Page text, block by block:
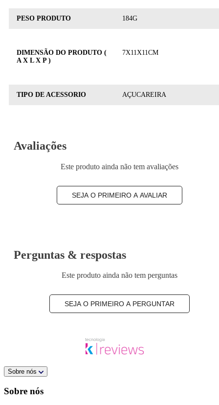
PESO PRODUTO 184G
DIMENSÃO DO PRODUTO (
A X L X P )
7X11X11CM
TIPO DE ACESSORIO AÇUCAREIRA
Avaliações
Este produto ainda não tem avaliações
SEJA O PRIMEIRO A AVALIAR
Perguntas & respostas
Este produto ainda não tem perguntas
SEJA O PRIMEIRO A PERGUNTAR
Sobre nós
Sobre nós